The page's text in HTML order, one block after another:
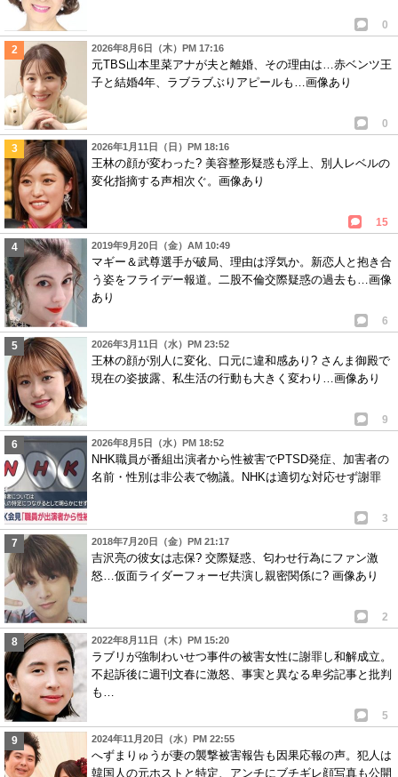
0
2026年8月6日（木）PM 17:16
元TBS山本里菜アナが夫と離婚、その理由は…赤ベンツ王
子と結婚4年、ラブラブぶりアピールも…画像あり
0
2026年1月11日（日）PM 18:16
王林の顔が変わった? 美容整形疑惑も浮上、別人レベルの
変化指摘する声相次ぐ。画像あり
15
2019年9月20日（金）AM 10:49
マギー＆武尊選手が破局、理由は浮気か。新恋人と抱き合
う姿をフライデー報道。二股不倫交際疑惑の過去も…画像
あり
6
2026年3月11日（水）PM 23:52
王林の顔が別人に変化、口元に違和感あり? さんま御殿で
現在の姿披露、私生活の行動も大きく変わり…画像あり
9
2026年8月5日（水）PM 18:52
NHK職員が番組出演者から性被害でPTSD発症、加害者の
名前・性別は非公表で物議。NHKは適切な対応せず謝罪
3
2018年7月20日（金）PM 21:17
吉沢亮の彼女は志保? 交際疑惑、匂わせ行為にファン激
怒…仮面ライダーフォーゼ共演し親密関係に? 画像あり
2
2022年8月11日（木）PM 15:20
ラブリが強制わいせつ事件の被害女性に謝罪し和解成立。
不起訴後に週刊文春に激怒、事実と異なる卑劣記事と批判
も…
5
2024年11月20日（水）PM 22:55
へずまりゅうが妻の襲撃被害報告も因果応報の声。犯人は
韓国人の元ホストと特定、アンチにブチギレ顔写真も公開